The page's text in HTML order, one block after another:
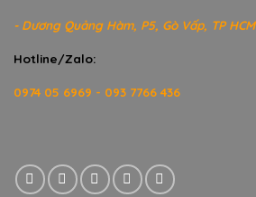
- Dương Quảng Hàm, P5, Gò Vấp, TP HCM
Hotline/Zalo:
0974 05 6969 - 093 7766 436